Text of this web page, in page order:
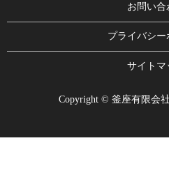
お問い合
プライバシー
サイトマ
Copyright © 釜座有限会社